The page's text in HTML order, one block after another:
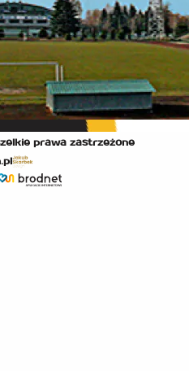
prawa zastrzeżone